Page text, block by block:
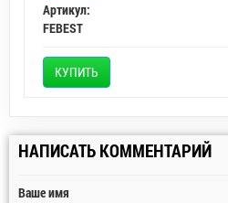
Артикул:
FEBEST
КУПИТЬ
НАПИСАТЬ КОММЕНТАРИЙ
Ваше имя